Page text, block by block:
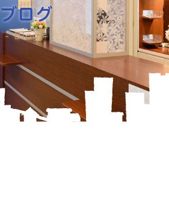
ブログ
Blog